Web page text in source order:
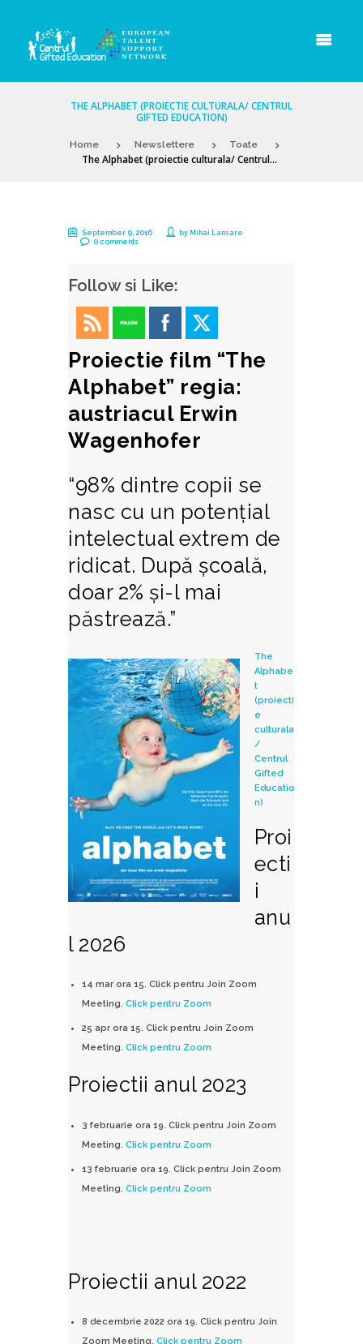
THE ALPHABET (PROIECTIE CULTURALA/ CENTRUL
GIFTED EDUCATION)
Home Newslettere Toate
The Alphabet (proiectie culturala/ Centrul...
September 9, 2016 by Mihai Lansare
0 comments
Follow si Like:
Proiectie film “The
Alphabet” regia:
austriacul Erwin
Wagenhofer
“98% dintre copii se
nasc cu un potenţial
intelectual extrem de
ridicat. După şcoală,
doar 2% şi-l mai
păstrează.”
The
Alphabe
t
(proiecti
e
culturala
/
Centrul
Gifted
Educatio
n)
Proi
ecti
i
anu
l 2026
14 mar ora 15. Click pentru Join Zoom
Meeting. Click pentru Zoom
25 apr ora 15. Click pentru Join Zoom
Meeting. Click pentru Zoom
Proiectii anul 2023
3 februarie ora 19. Click pentru Join Zoom
Meeting. Click pentru Zoom
13 februarie ora 19. Click pentru Join Zoom
Meeting. Click pentru Zoom
Proiectii anul 2022
8 decembrie 2022 ora 19. Click pentru Join
Zoom Meeting. Click pentru Zoom